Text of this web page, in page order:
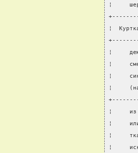
¦
¦
¦
¦
¦
¦
¦
¦
¦
¦